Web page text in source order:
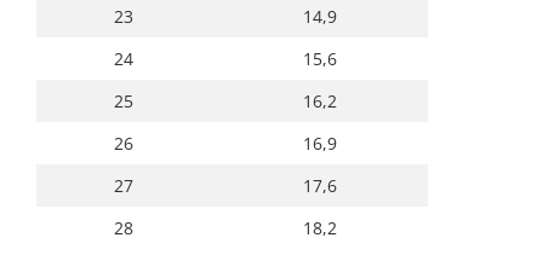
23
14,9
24
15,6
25
16,2
26
16,9
27
17,6
28
18,2